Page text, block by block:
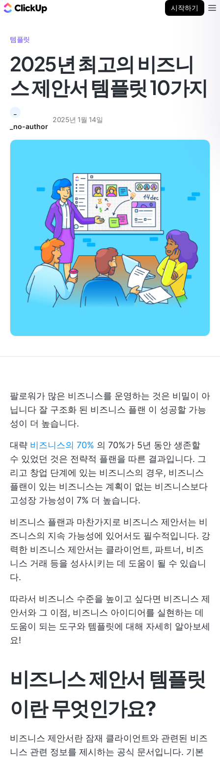
시작하기
템플릿
2025년 최고의 비즈니
스 제안서 템플릿 10가지
_no-author
2025년 1월 14일
팔로워가 많은 비즈니스를 운영하는 것은 비밀이 아
닙니다 잘 구조화 된 비즈니스 플랜 이 성공할 가능
성이 더 높습니다.
대략 비즈니스의 70% 의 70%가 5년 동안 생존할
수 있었던 것은 전략적 플랜을 따른 결과입니다. 그
리고 창업 단계에 있는 비즈니스의 경우, 비즈니스
플랜이 있는 비즈니스는 계획이 없는 비즈니스보다
고성장 가능성이 7% 더 높습니다.
비즈니스 플랜과 마찬가지로 비즈니스 제안서는 비
즈니스의 지속 가능성에 있어서도 필수적입니다. 강
력한 비즈니스 제안서는 클라이언트, 파트너, 비즈
니스 거래 등을 성사시키는 데 도움이 될 수 있습니
다.
따라서 비즈니스 수준을 높이고 싶다면 비즈니스 제
안서와 그 이점, 비즈니스 아이디어를 실현하는 데
도움이 되는 도구와 템플릿에 대해 자세히 알아보세
요!
비즈니스 제안서 템플릿
이란 무엇인가요?
비즈니스 제안서란 잠재 클라이언트와 관련된 비즈
니스 관련 정보를 제시하는 공식 문서입니다. 기본